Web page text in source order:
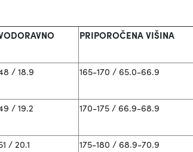
PRIPOROČENA VIŠINA
/ 18.9 165-170 / 65.0-66.9
/ 19.2 170-175 / 66.9-68.9
/ 20.1 175-180 / 68.9-70.9